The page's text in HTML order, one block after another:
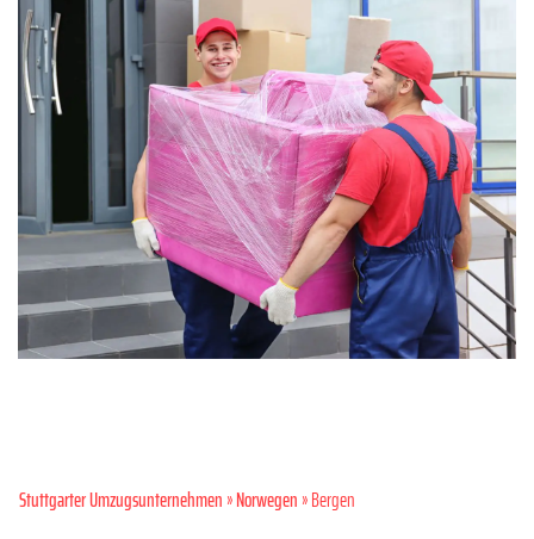
Stuttgarter Umzugsunternehmen»Norwegen» Bergen